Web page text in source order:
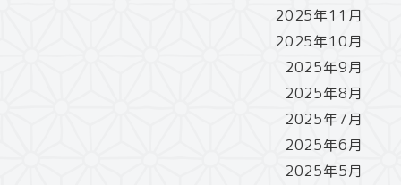
2025年11月
2025年10月
2025年9月
2025年8月
2025年7月
2025年6月
2025年5月